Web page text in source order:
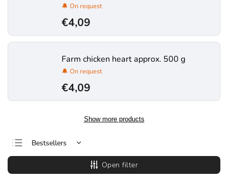
🔔 On request
€4,09
Farm chicken heart approx. 500 g
🔔 On request
€4,09
Show more products
Bestsellers
Least expensive
Most expensive
Open filter